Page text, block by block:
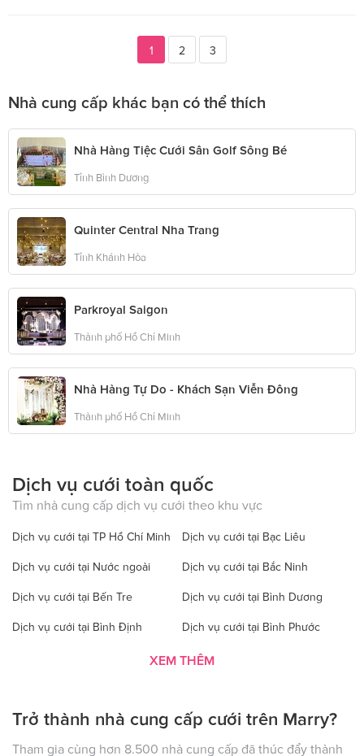
1 2 3
Nhà cung cấp khác bạn có thể thích
Nhà Hàng Tiệc Cưới Sân Golf Sông Bé
Tỉnh Bình Dương
Quinter Central Nha Trang
Tỉnh Khánh Hòa
Parkroyal Saigon
Thành phố Hồ Chí Minh
Nhà Hàng Tự Do - Khách Sạn Viễn Đông
Thành phố Hồ Chí Minh
Dịch vụ cưới toàn quốc
Tìm nhà cung cấp dịch vụ cưới theo khu vực
Dịch vụ cưới tại TP Hồ Chí Minh Dịch vụ cưới tại Bạc Liêu
Dịch vụ cưới tại Nước ngoài Dịch vụ cưới tại Bắc Ninh
Dịch vụ cưới tại Bến Tre Dịch vụ cưới tại Bình Dương
Dịch vụ cưới tại Bình Định Dịch vụ cưới tại Bình Phước
Dịch vụ cưới tại Bình Thuận Dịch vụ cưới tại Cà Mau
Dịch vụ cưới tại Hà Nội Dịch vụ cưới tại Đăk Nông
Dịch vụ cưới tại Điện Biên Dịch vụ cưới tại Đồng Nai
XEM THÊM
Trở thành nhà cung cấp cưới trên Marry?
Tham gia cùng hơn 8.500 nhà cung cấp đã thúc đẩy thành